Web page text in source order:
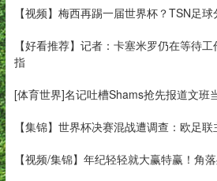
【视频】梅西再踢一届世界杯？TSN足
【好看推荐】记者：卡塞米罗仍在等待
指
[体育世界]名记吐槽Shams抢先报道文班
【集锦】世界杯决赛混战遭调查：欧足
【视频/集锦】年纪轻轻就大赢特赢！角